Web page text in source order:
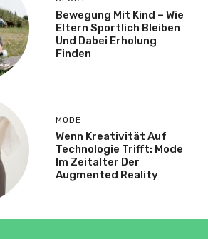
Bewegung Mit Kind – Wie
Eltern Sportlich Bleiben
Und Dabei Erholung
Finden
MODE
Wenn Kreativität Auf
Technologie Trifft: Mode
Im Zeitalter Der
Augmented Reality